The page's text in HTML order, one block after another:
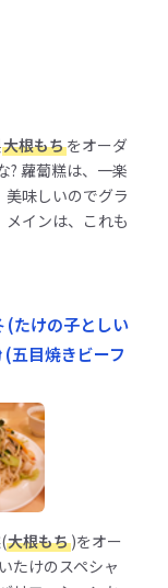
大根もちをオーダ
? 蘿蔔糕は、一楽
味しいのでグラ
インは、これも
(たけの子としい
五目焼きビーフ
大根もち)をオー
たけのスペシャ